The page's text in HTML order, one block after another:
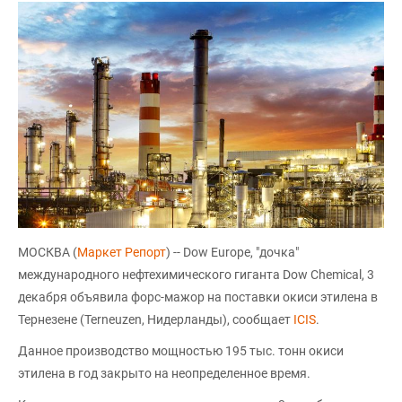
МОСКВА (Маркет Репорт) -- Dow Europe, "дочка"
международного нефтехимического гиганта Dow Chemical, 3
декабря объявила форс-мажор на поставки окиси этилена в
Тернезене (Terneuzen, Нидерланды), сообщает ICIS.
Данное производство мощностью 195 тыс. тонн окиси
этилена в год закрыто на неопределенное время.